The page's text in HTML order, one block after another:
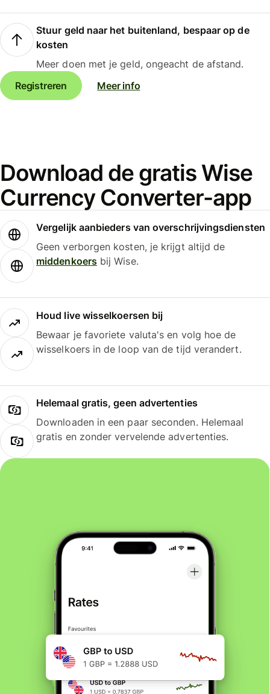
Stuur geld naar het buitenland, bespaar op de
kosten
Meer doen met je geld, ongeacht de afstand.
Registreren
Meer info
Download de gratis Wise
Currency Converter-app
Vergelijk aanbieders van overschrijvingsdiensten
Geen verborgen kosten, je krijgt altijd de
middenkoersbij Wise.
Houd live wisselkoersen bij
Bewaar je favoriete valuta's en volg hoe de
wisselkoers in de loop van de tijd verandert.
Helemaal gratis, geen advertenties
Downloaden in een paar seconden. Helemaal
gratis en zonder vervelende advertenties.